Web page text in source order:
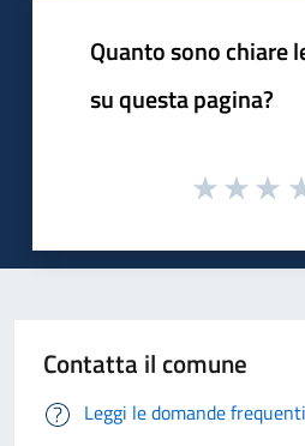
Quanto sono chiare
su questa pagina?
Contatta il comune
Leggi le domande frequenti